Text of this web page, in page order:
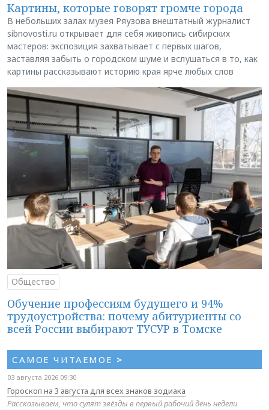
Картины, которые говорят громче города
В небольших залах музея Ряузова внештатный журналист
sibnovosti.ru открывает для себя живопись сибирских
мастеров: экспозиция захватывает с первых шагов,
заставляя забыть о городском шуме и вслушаться в то, как
картины рассказывают историю края ярче любых слов
Общество
Обучение профессиям будущего и 94%
трудоустройства: почему абитуриенты со
всей России выбирают ТУСУР в Томске
САМОЕ ЧИТАЕМОЕ >
03 августа 2026 09:30
Гороскоп на 3 августа для всех знаков зодиака
Рассказываем, что сулят звёзды в первый рабочий день недели